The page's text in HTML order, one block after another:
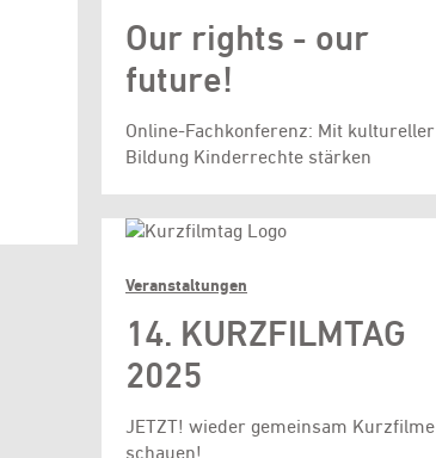
Our rights - our
future!
Online-Fachkonferenz: Mit kultureller
Bildung Kinderrechte stärken
Veranstaltungen
14. KURZFILMTAG
2025
JETZT! wieder gemeinsam Kurzfilme
schauen!